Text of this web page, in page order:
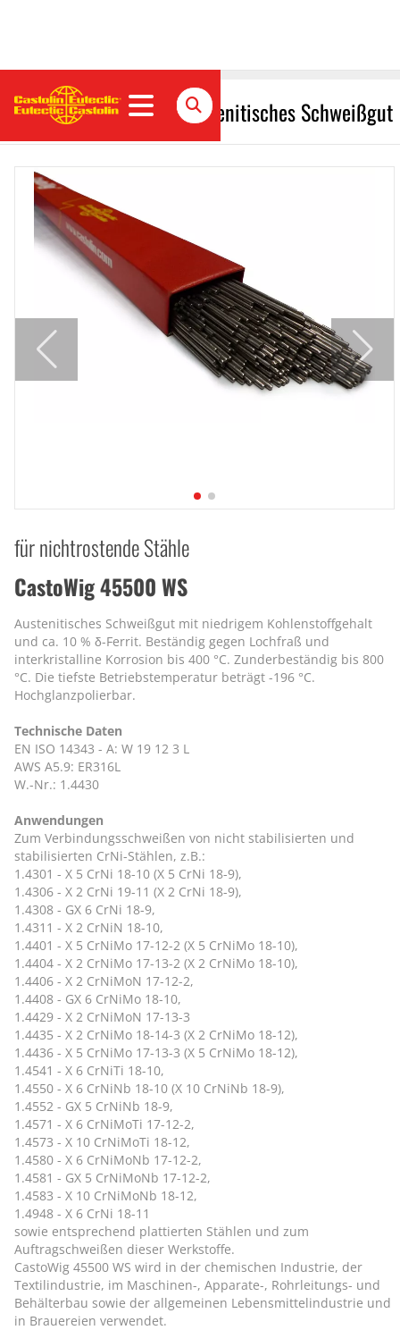
CastoWig 45500 WS Austenitisches Schweißgut
für nichtrostende Stähle
CastoWig 45500 WS
Austenitisches Schweißgut mit niedrigem Kohlenstoffgehalt
und ca. 10 % δ-Ferrit. Beständig gegen Lochfraß und
interkristalline Korrosion bis 400 °C. Zunderbeständig bis 800
°C. Die tiefste Betriebstemperatur beträgt -196 °C.
Hochglanzpolierbar.
Technische Daten
EN ISO 14343 - A: W 19 12 3 L
AWS A5.9: ER316L
W.-Nr.: 1.4430
Anwendungen
Zum Verbindungsschweißen von nicht stabilisierten und
stabilisierten CrNi-Stählen, z.B.:
1.4301 - X 5 CrNi 18-10 (X 5 CrNi 18-9),
1.4306 - X 2 CrNi 19-11 (X 2 CrNi 18-9),
1.4308 - GX 6 CrNi 18-9,
1.4311 - X 2 CrNiN 18-10,
1.4401 - X 5 CrNiMo 17-12-2 (X 5 CrNiMo 18-10),
1.4404 - X 2 CrNiMo 17-13-2 (X 2 CrNiMo 18-10),
1.4406 - X 2 CrNiMoN 17-12-2,
1.4408 - GX 6 CrNiMo 18-10,
1.4429 - X 2 CrNiMoN 17-13-3
1.4435 - X 2 CrNiMo 18-14-3 (X 2 CrNiMo 18-12),
1.4436 - X 5 CrNiMo 17-13-3 (X 5 CrNiMo 18-12),
1.4541 - X 6 CrNiTi 18-10,
1.4550 - X 6 CrNiNb 18-10 (X 10 CrNiNb 18-9),
1.4552 - GX 5 CrNiNb 18-9,
1.4571 - X 6 CrNiMoTi 17-12-2,
1.4573 - X 10 CrNiMoTi 18-12,
1.4580 - X 6 CrNiMoNb 17-12-2,
1.4581 - GX 5 CrNiMoNb 17-12-2,
1.4583 - X 10 CrNiMoNb 18-12,
1.4948 - X 6 CrNi 18-11
sowie entsprechend plattierten Stählen und zum
Auftragschweißen dieser Werkstoffe.
CastoWig 45500 WS wird in der chemischen Industrie, der
Textilindustrie, im Maschinen-, Apparate-, Rohrleitungs- und
Behälterbau sowie der allgemeinen Lebensmittelindustrie und
in Brauereien verwendet.